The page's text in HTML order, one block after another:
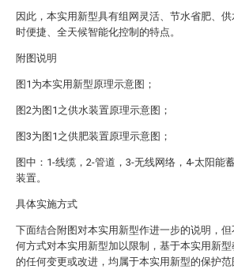
因此，本实用新型具有组网灵活、节水省肥、供
时便捷、全天候智能化控制的特点。
附图说明
图1为本实用新型原理示意图；
图2为图1之供水装置原理示意图；
图3为图1之供肥装置原理示意图；
图中：1-线缆，2-管道，3-无线网络，4-太阳能
装置。
具体实施方式
下面结合附图对本实用新型作进一步的说明，
何方式对本实用新型加以限制，基于本实用新
的任何变更或改进，均属于本实用新型的保护范